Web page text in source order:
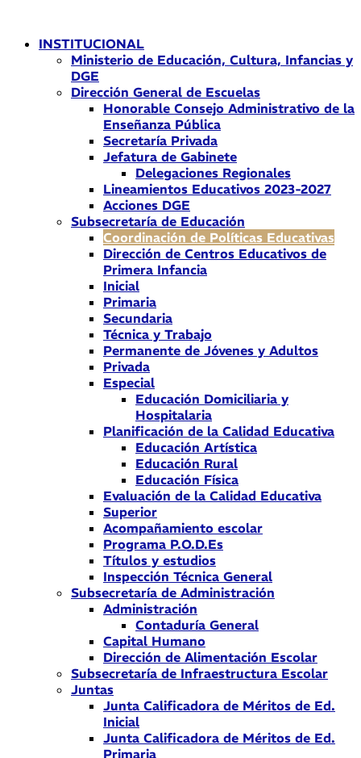
contenidoINSTITUCIONAL
Ministerio de Educación, Cultura, Infancias y
DGE
Dirección General de Escuelas
Honorable Consejo Administrativo de la
Enseñanza Pública
Secretaría Privada
Jefatura de Gabinete
Delegaciones Regionales
Lineamientos Educativos 2023-2027
Acciones DGE
Subsecretaría de Educación
Coordinación de Políticas Educativas
Dirección de Centros Educativos de
Primera Infancia
Inicial
Primaria
Secundaria
Técnica y Trabajo
Permanente de Jóvenes y Adultos
Privada
Especial
Educación Domiciliaria y
Hospitalaria
Planificación de la Calidad Educativa
Educación Artística
Educación Rural
Educación Física
Evaluación de la Calidad Educativa
Superior
Acompañamiento escolar
Programa P.O.D.Es
Títulos y estudios
Inspección Técnica General
Subsecretaría de Administración
Administración
Contaduría General
Capital Humano
Dirección de Alimentación Escolar
Subsecretaría de Infraestructura Escolar
Juntas
Junta Calificadora de Méritos de Ed.
Inicial
Junta Calificadora de Méritos de Ed.
Primaria